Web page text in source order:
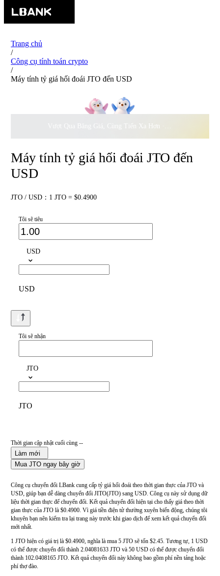
Trang chủ
/
Công cụ tính toán crypto
/
Máy tính tỷ giá hối đoái JTO đến USD
Vượt Qua Băng Giá, Cùng Tiến Xa Hơn ·500.000
Máy tính tỷ giá hối đoái JTO đến
USD
JTO / USD：1 JTO = $0.4900
Tôi sẽ tiêu
USD
USD
Tôi sẽ nhận
JTO
JTO
Thời gian cập nhật cuối cùng --
Làm mới
Mua JTO ngay bây giờ
Công cụ chuyển đổi LBank cung cấp tỷ giá hối đoái theo thời gian thực của JTO và
USD, giúp bạn dễ dàng chuyển đổi JITO(JTO) sang USD. Công cụ này sử dụng dữ
liệu thời gian thực để chuyển đổi. Kết quả chuyển đổi hiện tại cho thấy giá theo thời
gian thực của JTO là $0.4900. Vì giá tiền điện tử thường xuyên biến động, chúng tôi
khuyên bạn nên kiểm tra lại trang này trước khi giao dịch để xem kết quả chuyển đổi
mới nhất.
1 JTO hiện có giá trị là $0.4900, nghĩa là mua 5 JTO sẽ tốn $2.45. Tương tự, 1 USD
có thể được chuyển đổi thành 2.04081633 JTO và 50 USD có thể được chuyển đổi
thành 102.0408165 JTO. Kết quả chuyển đổi này không bao gồm phí nền tảng hoặc
phí thợ đào.